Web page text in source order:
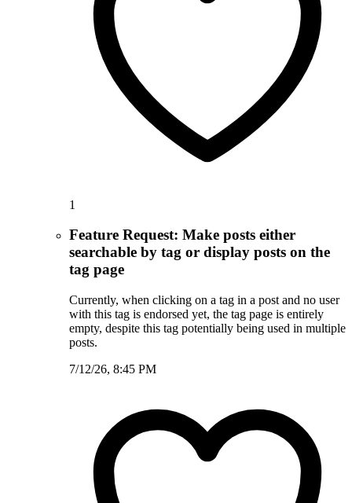
1
Feature Request: Make posts either
searchable by tag or display posts on the
tag page
Currently, when clicking on a tag in a post and no user
with this tag is endorsed yet, the tag page is entirely
empty, despite this tag potentially being used in multiple
posts.
7/12/26, 8:45 PM